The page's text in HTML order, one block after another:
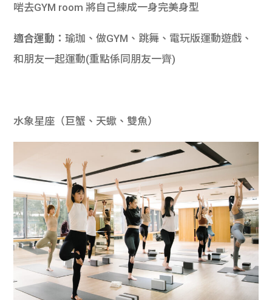
啱去GYM room 將自己練成一身完美身型
適合運動：瑜珈、做GYM、跳舞、電玩版運動遊戲、
和朋友一起運動(重點係同朋友一齊)
水象星座（巨蟹、天蠍、雙魚）